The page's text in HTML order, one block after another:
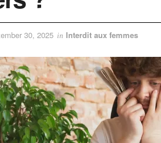
30, 2025 in Interdit aux femmes